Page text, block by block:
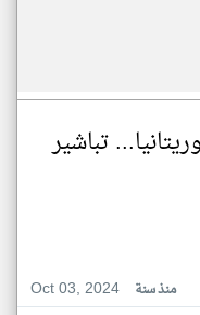
تباشير
Oct 03, 2024
منذ سنة